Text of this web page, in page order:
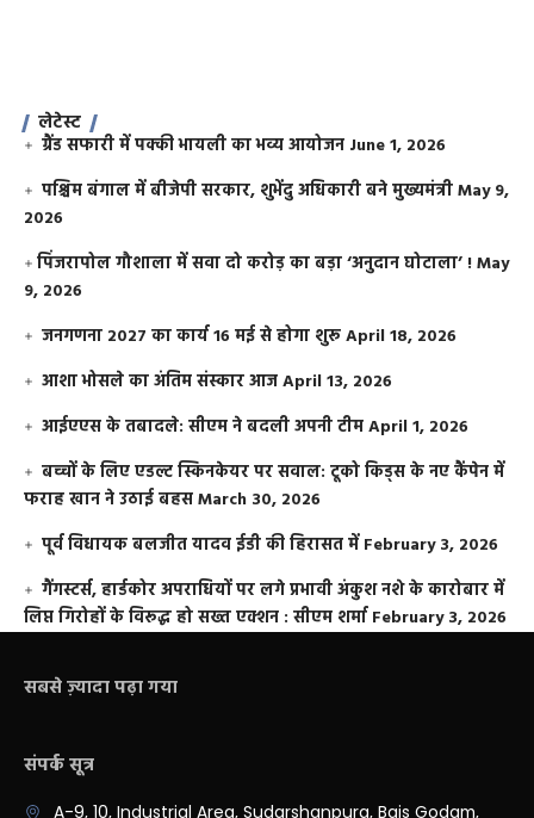
लेटेस्ट
ग्रैंड सफारी में पक्की भायली का भव्य आयोजन June 1, 2026
पश्चिम बंगाल में बीजेपी सरकार, शुभेंदु अधिकारी बने मुख्यमंत्रीMay 9,
2026
​पिंजरापोल गौशाला में सवा दो करोड़ का बड़ा ‘अनुदान घोटाला’ !May
9, 2026
जनगणना 2027 का कार्य 16 मई से होगा शुरूApril 18, 2026
आशा भोसले का अंतिम संस्कार आजApril 13, 2026
आईएएस के तबादले: सीएम ने बदली अपनी टीमApril 1, 2026
बच्चों के लिए एडल्ट स्किनकेयर पर सवाल: टूको किड्स के नए कैंपेन में
फराह खान ने उठाई बहसMarch 30, 2026
पूर्व विधायक बलजीत यादव ईडी की हिरासत में February 3, 2026
गैंगस्टर्स, हार्डकोर अपराधियों पर लगे प्रभावी अंकुश नशे के कारोबार में
लिप्त गिरोहों के विरूद्ध हो सख्त एक्शन : सीएम शर्मा February 3, 2026
सबसे ज़्यादा पढ़ा गया
संपर्क सूत्र
A-9, 10, Industrial Area, Sudarshanpura, Bais Godam,